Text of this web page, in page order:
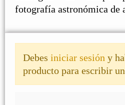
fotografía astronómica de
Debes iniciar sesión y
producto para escribir